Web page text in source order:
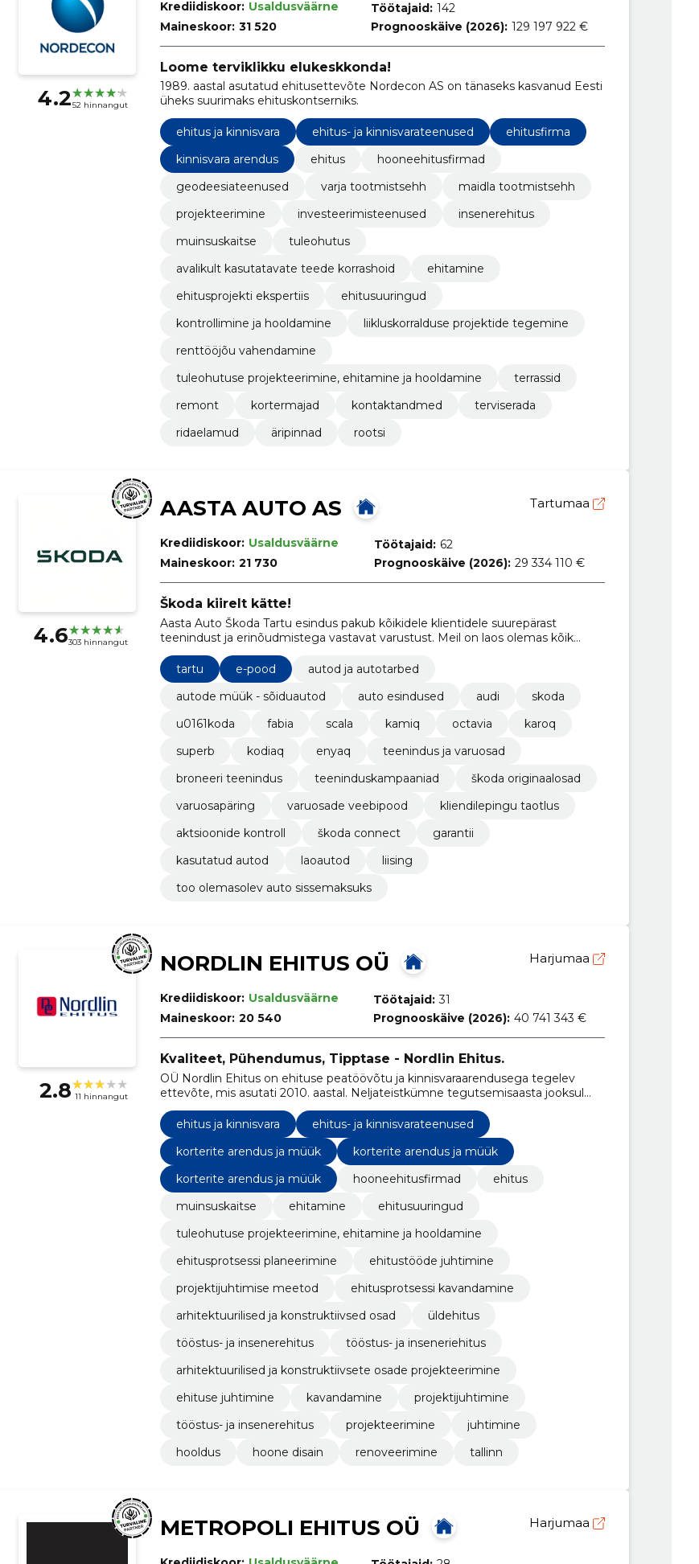
4.252 hinnangut
Krediidiskoor: Usaldusväärne
Maineskoor: 31 520
Töötajaid: 142
Prognooskäive (2026): 129 197 922 €
Loome terviklikku elukeskkonda!
1989. aastal asutatud ehitusettevõte Nordecon AS on tänaseks kasvanud Eesti
üheks suurimaks ehituskontserniks.
ehitus ja kinnisvara ehitus- ja kinnisvarateenused
ehitusfirma
kinnisvara arendus
ehitus
hooneehitusfirmad
geodeesiateenused
varja tootmistsehh
maidla tootmistsehh
projekteerimine
investeerimisteenused
insenerehitus
muinsuskaitse
tuleohutus
avalikult kasutatavate teede korrashoid
ehitamine
ehitusprojekti ekspertiis
ehitusuuringud
kontrollimine ja hooldamine
liikluskorralduse projektide tegemine
renttööjõu vahendamine
tuleohutuse projekteerimine, ehitamine ja hooldamine
terrassid
remont
kortermajad kontaktandmed
terviserada
ridaelamud
äripinnad rootsi
4.6303 hinnangut
AASTA AUTO AS Tartumaa
Krediidiskoor: Usaldusväärne
Maineskoor: 21 730
Töötajaid: 62
Prognooskäive (2026): 29 334 110 €
Škoda kiirelt kätte!
Aasta Auto Škoda Tartu esindus pakub kõikidele klientidele suurepärast
teenindust ja erinõudmistega vastavat varustust. Meil on laos olemas kõik
vajalikud mudelid ja varuosad ning tule proovisõidule, et näha ja tunda seda
erilist Škoda kogemust!
tartu e-pood
autod ja autotarbed
autode müük - sõiduautod
auto esindused audi
skoda
u0161koda
fabia scala kamiq octavia
karoq
superb
kodiaq enyaq
teenindus ja varuosad
broneeri teenindus
teeninduskampaaniad
škoda originaalosad
varuosapäring
varuosade veebipood
kliendilepingu taotlus
aktsioonide kontroll
škoda connect
garantii
kasutatud autod
laoautod
liising
too olemasolev auto sissemaksuks
2.8 11 hinnangut
NORDLIN EHITUS OÜ Harjumaa
Krediidiskoor: Usaldusväärne
Maineskoor: 20 540
Töötajaid: 31
Prognooskäive (2026): 40 741 343 €
Kvaliteet, Pühendumus, Tipptase - Nordlin Ehitus.
OÜ Nordlin Ehitus on ehituse peatöövõtu ja kinnisvaraarendusega tegelev
ettevõte, mis asutati 2010. aastal. Neljateistkümne tegutsemisaasta jooksul
oleme kasvanud üheks turu juhtivaks ettevõtteks Eestis.
ehitus ja kinnisvara
ehitus- ja kinnisvarateenused
korterite arendus ja müük
korterite arendus ja müük
korterite arendus ja müük
hooneehitusfirmad
ehitus
muinsuskaitse
ehitamine
ehitusuuringud
tuleohutuse projekteerimine, ehitamine ja hooldamine
ehitusprotsessi planeerimine
ehitustööde juhtimine
projektijuhtimise meetod
ehitusprotsessi kavandamine
arhitektuurilised ja konstruktiivsed osad
üldehitus
tööstus- ja insenerehitus
tööstus- ja inseneriehitus
arhitektuurilised ja konstruktiivsete osade projekteerimine
ehituse juhtimine
kavandamine
projektijuhtimine
tööstus- ja insenerehitus
projekteerimine
juhtimine
hooldus
hoone disain renoveerimine tallinn
METROPOLI EHITUS OÜ Harjumaa